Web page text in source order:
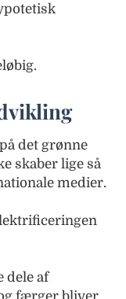
det grønne
skaber lige så
medier.
dele af